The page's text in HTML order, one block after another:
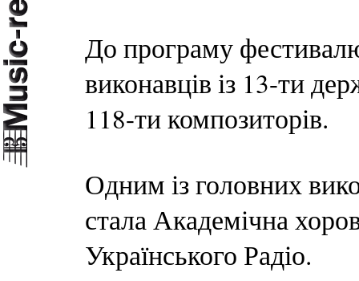
До програму
виконавців із 13-ти
118-ти композиторів.
Одним із головних
стала Академічна
Українського Радіо.